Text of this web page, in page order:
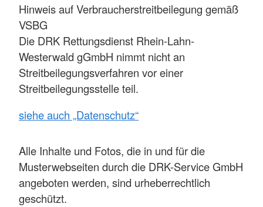
Hinweis auf Verbraucherstreitbeilegung gemäß
VSBG
Die DRK Rettungsdienst Rhein-Lahn-
Westerwald gGmbH nimmt nicht an
Streitbeilegungsverfahren vor einer
Streitbeilegungsstelle teil.
siehe auch „Datenschutz“
Alle Inhalte und Fotos, die in und für die
Musterwebseiten durch die DRK-Service GmbH
angeboten werden, sind urheberrechtlich
geschützt.